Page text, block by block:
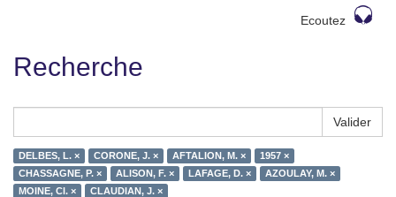
Ecoutez
Recherche
Valider
DELBES, L. × CORONE, J. × AFTALION, M. ×
1957 ×
CHASSAGNE, P. ×
ALISON, F. × LAFAGE, D. ×
AZOULAY, M. ×
MOINE, Cl. ×
CLAUDIAN, J. ×